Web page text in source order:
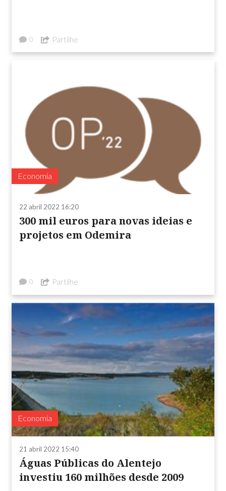
0 Partilhe
Economia
22 abril 2022 16:20
300 mil euros para novas ideias e
projetos em Odemira
0 Partilhe
Economia
21 abril 2022 15:40
Águas Públicas do Alentejo
investiu 160 milhões desde 2009